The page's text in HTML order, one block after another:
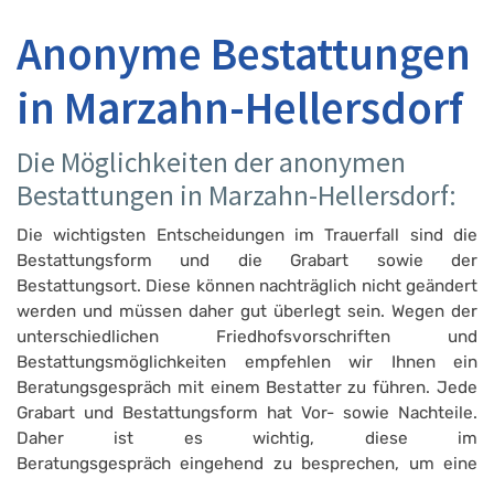
Anonyme Bestattungen
in Marzahn-Hellersdorf
Die Möglichkeiten der anonymen
Bestattungen in Marzahn-Hellersdorf:
Die wichtigsten Entscheidungen im Trauerfall sind die
Bestattungsform und die Grabart sowie der
Bestattungsort. Diese können nachträglich nicht geändert
werden und müssen daher gut überlegt sein. Wegen der
unterschiedlichen Friedhofsvorschriften und
Bestattungsmöglichkeiten empfehlen wir Ihnen ein
Beratungsgespräch mit einem Bestatter zu führen. Jede
Grabart und Bestattungsform hat Vor- sowie Nachteile.
Daher ist es wichtig, diese im
Beratungsgespräch eingehend zu besprechen, um eine